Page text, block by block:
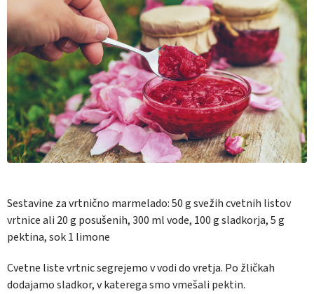
Sestavine za vrtnično marmelado:50 g svežih cvetnih listov
vrtnice ali 20 g posušenih, 300 ml vode, 100 g sladkorja, 5 g
pektina, sok 1 limone
Cvetne liste vrtnic segrejemo v vodi do vretja. Po žličkah
dodajamo sladkor, v katerega smo vmešali pektin.